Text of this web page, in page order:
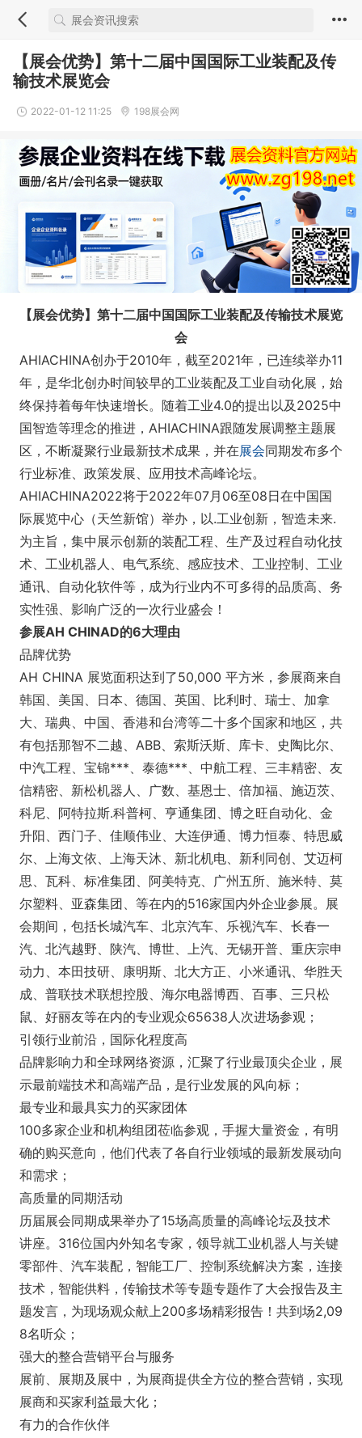
【展会优势】第十二届中国国际工业装配及传
输技术展览会
2022-01-12 11:25 198展会网
【展会优势】第十二届中国国际工业装配及传输技术展览
会
AHIACHINA创办于2010年，截⾄2021年，已连续举办11
年，是华北创办时间较早的工业装配及工业⾃动化展，始
终保持着每年快速增⻓。随着⼯业4.0的提出以及2025中
国智造等理念的推进，AHIACHINA跟随发展调整主题展
区，不断凝聚⾏业最新技术成果，并在展会同期发布多个
⾏业标准、政策发展、应⽤技术⾼峰论坛。
AHIACHINA2022将于2022年07⽉06⾄08⽇在中国国
际展览中⼼（天竺新馆）举办，以.⼯业创新，智造未来.
为主旨，集中展⽰创新的装配工程、⽣产及过程⾃动化技
术、⼯业机器⼈、电⽓系统、感应技术、⼯业控制、⼯业
通讯、⾃动化软件等，成为⾏业内不可多得的品质⾼、务
实性强、影响⼴泛的⼀次⾏业盛会！
参展AH CHINAD的6大理由
品牌优势
AH CHINA 展览面积达到了50,000 平方米，参展商来自
韩国、美国、日本、德国、英国、比利时、瑞士、加拿
大、瑞典、中国、香港和台湾等二十多个国家和地区，共
有包括那智不二越、ABB、索斯沃斯、库卡、史陶比尔、
中汽工程、宝锦***、泰德***、中航工程、三丰精密、友
信精密、新松机器人、广数、基恩士、倍加福、施迈茨、
科尼、阿特拉斯.科普柯、亨通集团、博之旺自动化、金
升阳、西门子、佳顺伟业、大连伊通、博力恒泰、特思威
尔、上海文依、上海天沐、新北机电、新利同创、艾迈柯
思、瓦科、标准集团、阿美特克、广州五所、施米特、莫
尔塑料、亚森集团、等在内的516家国内外企业参展。展
会期间，包括长城汽车、北京汽车、乐视汽车、长春一
汽、北汽越野、陕汽、博世、上汽、无锡开普、重庆宗申
动力、本田技研、康明斯、北大方正、小米通讯、华胜天
成、普联技术联想控股、海尔电器博西、百事、三只松
鼠、好丽友等在内的专业观众65638人次进场参观；
引领行业前沿，国际化程度高
品牌影响力和全球网络资源，汇聚了行业最顶尖企业，展
示最前端技术和高端产品，是行业发展的风向标；
最专业和最具实力的买家团体
100多家企业和机构组团莅临参观，手握大量资金，有明
确的购买意向，他们代表了各自行业领域的最新发展动向
和需求；
高质量的同期活动
历届展会同期成果举办了15场高质量的高峰论坛及技术
讲座。316位国内外知名专家，领导就工业机器人与关键
零部件、汽车装配，智能工厂、控制系统解决方案，连接
技术，智能供料，传输技术等专题专题作了大会报告及主
题发言，为现场观众献上200多场精彩报告！共到场2,09
8名听众；
强大的整合营销平台与服务
展前、展期及展中，为展商提供全方位的整合营销，实现
展商和买家利益最大化；
有力的合作伙伴